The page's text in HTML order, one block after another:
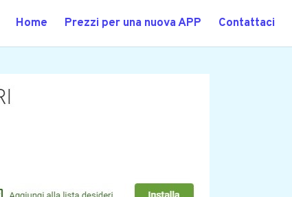
Home Prezzi per una nuova APP Contattaci